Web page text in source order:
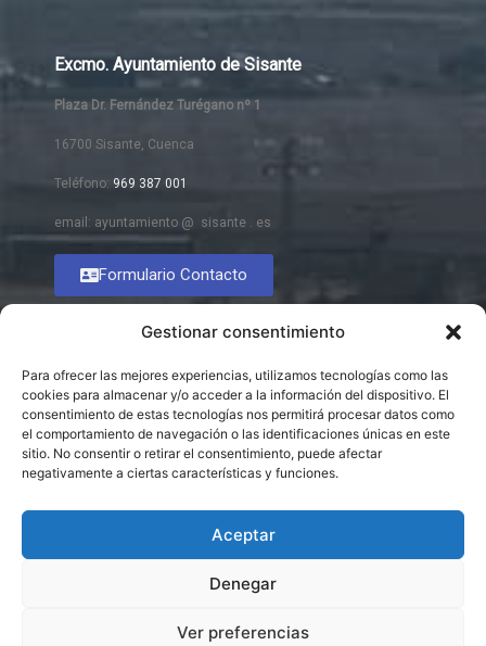
Gestionar consentimiento
Para ofrecer las mejores experiencias, utilizamos tecnologías como las
cookies para almacenar y/o acceder a la información del dispositivo. El
consentimiento de estas tecnologías nos permitirá procesar datos como
el comportamiento de navegación o las identificaciones únicas en este
sitio. No consentir o retirar el consentimiento, puede afectar
negativamente a ciertas características y funciones.
Aceptar
Denegar
Ver preferencias
Excmo. Ayuntamiento de Sisante
Plaza Dr. Fernández Turégano nº 1
16700 Sisante, Cuenca
Teléfono: 969 387 001
email: ayuntamiento @ sisante . es
Formulario Contacto